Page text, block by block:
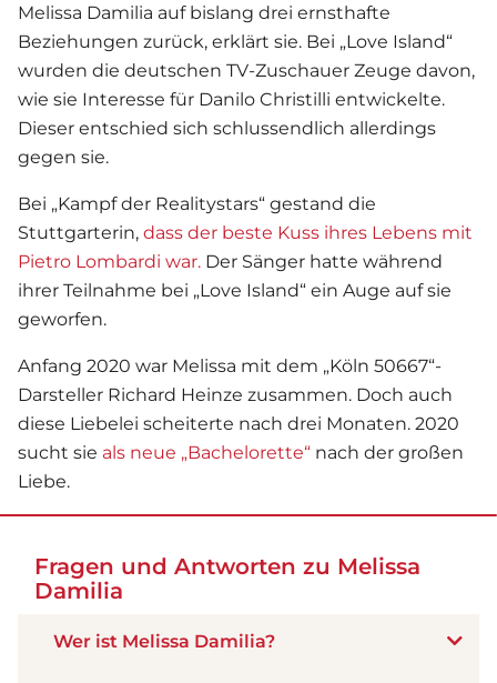
Melissa Damilia auf bislang drei ernsthafte
Beziehungen zurück, erklärt sie. Bei „Love Island“
wurden die deutschen TV-Zuschauer Zeuge davon,
wie sie Interesse für Danilo Christilli entwickelte.
Dieser entschied sich schlussendlich allerdings
gegen sie.
Bei „Kampf der Realitystars“ gestand die
Stuttgarterin, dass der beste Kuss ihres Lebens mit
Pietro Lombardi war. Der Sänger hatte während
ihrer Teilnahme bei „Love Island“ ein Auge auf sie
geworfen.
Anfang 2020 war Melissa mit dem „Köln 50667“-
Darsteller Richard Heinze zusammen. Doch auch
diese Liebelei scheiterte nach drei Monaten. 2020
sucht sie als neue „Bachelorette“ nach der großen
Liebe.
Fragen und Antworten zu Melissa
Damilia
Wer ist Melissa Damilia?